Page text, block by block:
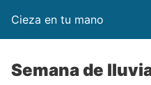
Cieza en tu mano
Semana de